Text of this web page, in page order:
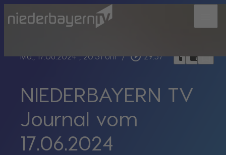
Mo., 17.06.2024, 20:31 Uhr / play_circle_outline 29:57 headphoneschrome_reader_modebookmark_border
NIEDERBAYERN TV
Journal vom
17.06.2024